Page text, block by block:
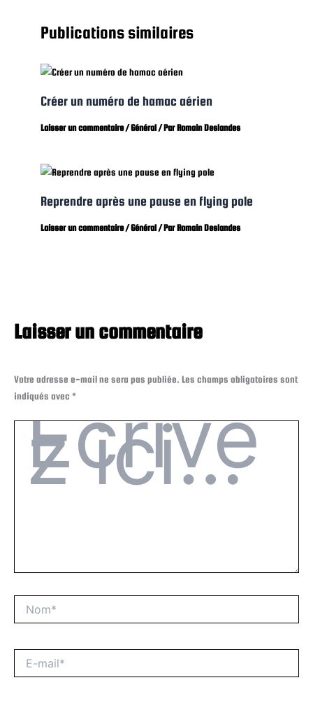
Publications similaires
Créer un numéro de hamac aérien
Laisser un commentaire /Général/ ParRomain Deslandes
Reprendre après une pause en flying pole
Laisser un commentaire /Général/ ParRomain Deslandes
Laisser un commentaire
Votre adresse e-mail ne sera pas publiée. Les champs obligatoires sont
indiqués avec *
mail*